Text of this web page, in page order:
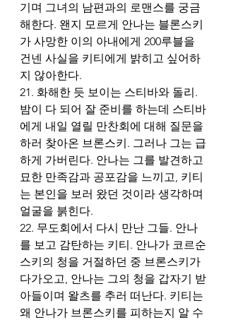
기며 그녀의 남편과의 로맨스를 궁금
해한다. 왠지 모르게 안나는 블론스키
가 사망한 이의 아내에게 200루블을
건넨 사실을 키티에게 밝히고 싶어하
지 않아한다.
21. 화해한 듯 보이는 스티바와 돌리.
밤이 다 되어 잘 준비를 하는데 스티바
에게 내일 열릴 만찬회에 대해 질문을
하러 찾아온 브론스키. 그러나 그는 급
하게 가버린다. 안나는 그를 발견하고
묘한 만족감과 공포감을 느끼고, 키티
는 본인을 보러 왔던 것이라 생각하며
얼굴을 붉힌다.
22. 무도회에서 다시 만난 그들. 안나
를 보고 감탄하는 키티. 안나가 코르순
스키의 청을 거절하던 중 브론스키가
다가오고, 안나는 그의 청을 갑자기 받
아들이며 왈츠를 추러 떠난다. 키티는
왜 안나가 브론스키를 피하는지 알 수